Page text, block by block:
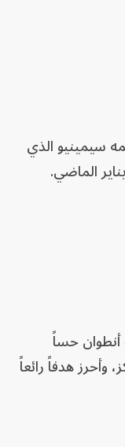
سيمينيو الذي
الماضي.
أنطوان حساً
وأحرز هدفاً رائعاً